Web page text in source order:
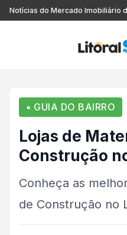
Notícias do Mercado Imobiliário
▪ GUIA DO BAIRRO
Lojas de
Construção
Conheça as
de Construção no